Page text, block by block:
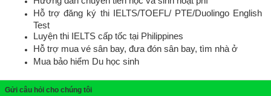
Hỗ trợ đăng ký thi IELTS/TOEFL/ PTE/Duolingo English
Test
Luyện thi IELTS cấp tốc tại Philippines
Hỗ trợ mua vé sân bay, đưa đón sân bay, tìm nhà ở
Mua bảo hiểm Du học sinh
Gửi câu hỏi cho chúng tôi